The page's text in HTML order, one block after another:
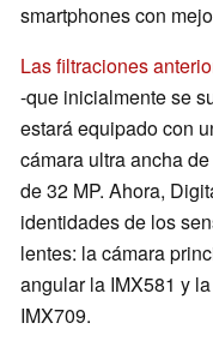
smartphones con
Las filtraciones
-que inicialmente se
estará equipado con
cámara ultra ancha
de 32 MP. Ahora,
identidades de los
lentes: la cámara
angular la IMX581 y
IMX709.